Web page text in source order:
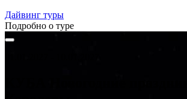
Дайвинг туры
Подробно о туре